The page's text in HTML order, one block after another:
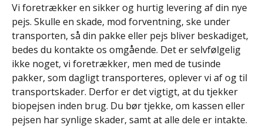
Vi foretrækker en sikker og hurtig levering af din nye
pejs. Skulle en skade, mod forventning, ske under
transporten, så din pakke eller pejs bliver beskadiget,
bedes du kontakte os omgående. Det er selvfølgelig
ikke noget, vi foretrækker, men med de tusinde
pakker, som dagligt transporteres, oplever vi af og til
transportskader. Derfor er det vigtigt, at du tjekker
biopejsen inden brug. Du bør tjekke, om kassen eller
pejsen har synlige skader, samt at alle dele er intakte.